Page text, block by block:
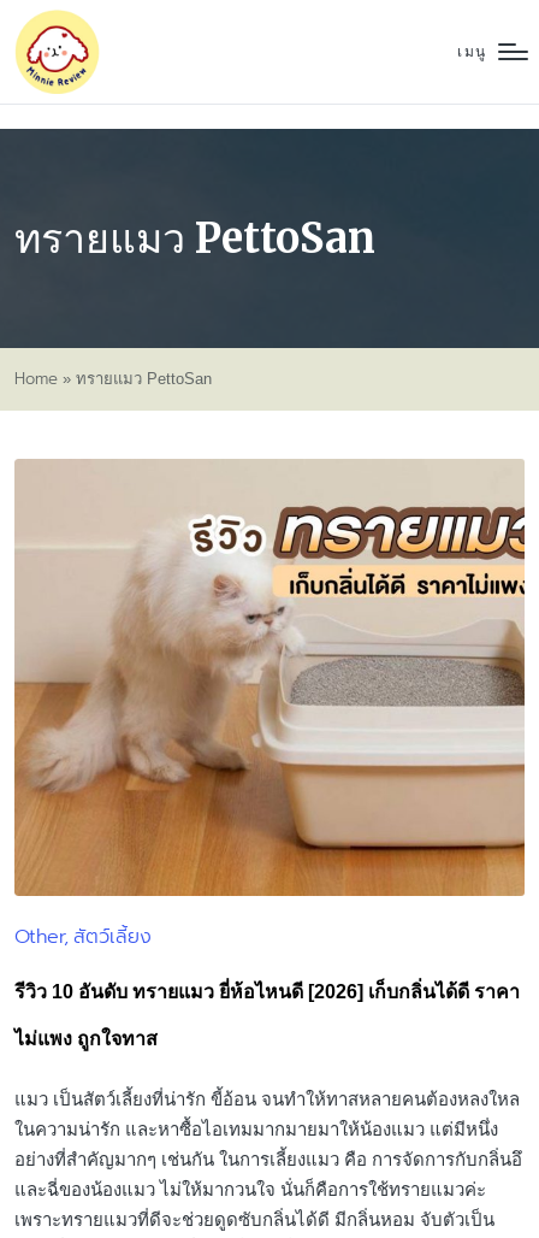
เมนู
ทรายแมว PettoSan
Home » ทรายแมว PettoSan
Posted
Other สัตว์เลี้ยง
รีวิว 10 อันดับ ทรายแมว ยี่ห้อไหนดี [2026] เก็บกลิ่นได้ดี ราคา
ไม่แพง ถูกใจทาส
แมว เป็นสัตว์เลี้ยงที่น่ารัก ขี้อ้อน จนทำให้ทาสหลายคนต้องหลงใหล
ในความน่ารัก และหาซื้อไอเทมมากมายมาให้น้องแมว แต่มีหนึ่ง
อย่างที่สำคัญมากๆ เช่นกัน ในการเลี้ยงแมว คือ การจัดการกับกลิ่นอึ
และฉี่ของน้องแมว ไม่ให้มากวนใจ นั่นก็คือการใช้ทรายแมวค่ะ
เพราะทรายแมวที่ดีจะช่วยดูดซับกลิ่นได้ดี มีกลิ่นหอม จับตัวเป็น